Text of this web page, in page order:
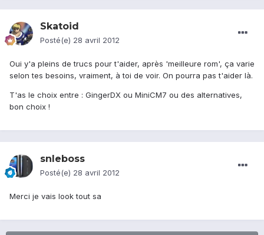
Skatoid
Posté(e) 28 avril 2012
Oui y'a pleins de trucs pour t'aider, après 'meilleure rom', ça varie
selon tes besoins, vraiment, à toi de voir. On pourra pas t'aider là.
T'as le choix entre : GingerDX ou MiniCM7 ou des alternatives,
bon choix !
snleboss
Posté(e) 28 avril 2012
Merci je vais look tout sa